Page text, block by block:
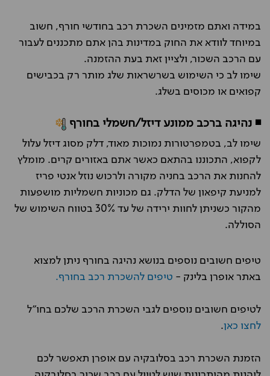
במידה ואתם מזמינים השכרת רכב בחודשי חורף, חשוב
במיוחד לוודא את החוק במדינות בהן אתם מתכננים לעבור
עם הרכב השכור, ולציין זאת בעת ההזמנה.
שימו לב כי השימוש בשרשראות שלג מותר רק בכבישים
קפואים או מכוסים בשלג.
◾ נהיגה ברכב ממונע דיזל/חשמלי בחורף
שימו לב, בטמפרטורות נמוכות מאוד, דלק מסוג דיזל עלול
לקפוא, התכוננו בהתאם כאשר אתם באזורים קרים. מומלץ
להחנות את הרכב בחניה מקורה ולרכוש נוזל אנטי פריז
למניעת קיפאון של הדלק. גם מכוניות חשמליות מושפעות
מהקור כשניתן לחוות ירידה של עד 30% בטווח השימוש של
הסוללה.
טיפים חשובים נוספים בנושא נהיגה בחורף ניתן למצוא
באתר אופרן בלינק - טיפים להשכרת רכב בחורף.
לטיפים חשובים נוספים לגבי השכרת הרכב שלכם בחו"ל
לחצו כאן.
הזמנת השכרת רכב בסלובקיה עם אופרן תאפשר לכם